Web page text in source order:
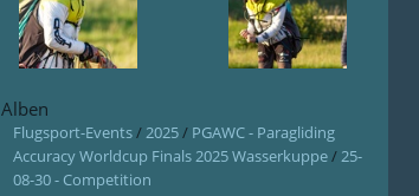
Alben
Flugsport-Events/2025/ PGAWC - Paragliding
Accuracy Worldcup Finals 2025 Wasserkuppe/25-
08-30 - Competition